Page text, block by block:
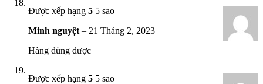
Được xếp hạng 5 5 sao
Minh nguyệt – 21 Tháng 2, 2023
Hàng dùng được
Được xếp hạng 5 5 sao